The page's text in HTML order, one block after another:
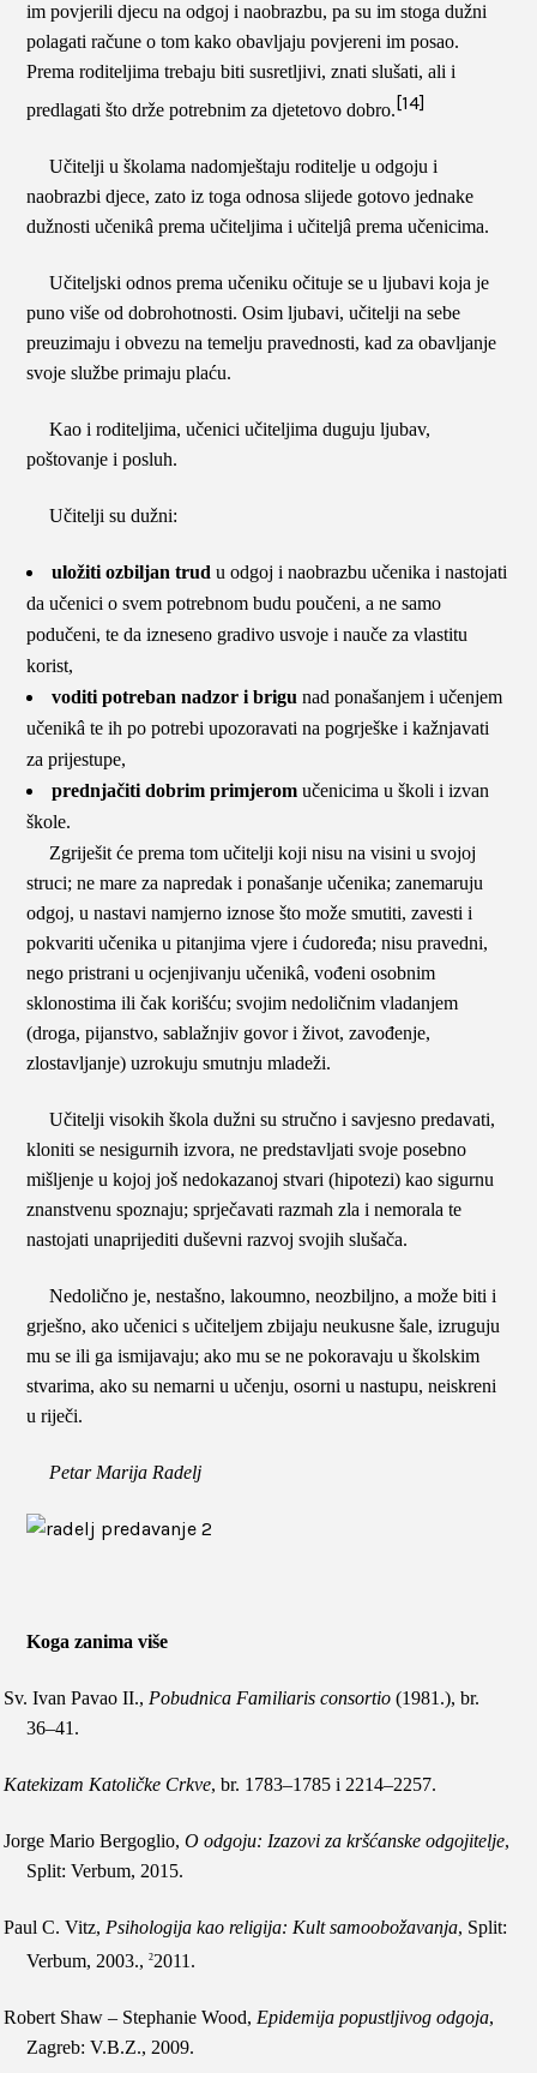
im povjerili djecu na odgoj i naobrazbu, pa su im stoga dužni
polagati račune o tom kako obavljaju povjereni im posao.
Prema roditeljima trebaju biti susretljivi, znati slušati, ali i
predlagati što drže potrebnim za djetetovo dobro.[14]
Učitelji u školama nadomještaju roditelje u odgoju i
naobrazbi djece, zato iz toga odnosa slijede gotovo jednake
dužnosti učenikâ prema učiteljima i učiteljâ prema učenicima.
Učiteljski odnos prema učeniku očituje se u ljubavi koja je
puno više od dobrohotnosti. Osim ljubavi, učitelji na sebe
preuzimaju i obvezu na temelju pravednosti, kad za obavljanje
svoje službe primaju plaću.
Kao i roditeljima, učenici učiteljima duguju ljubav,
poštovanje i posluh.
Učitelji su dužni:
uložiti ozbiljan trud u odgoj i naobrazbu učenika i nastojati
da učenici o svem potrebnom budu poučeni, a ne samo
podučeni, te da izneseno gradivo usvoje i nauče za vlastitu
korist,
voditi potreban nadzor i brigu nad ponašanjem i učenjem
učenikâ te ih po potrebi upozoravati na pogrješke i kažnjavati
za prijestupe,
prednjačiti dobrim primjerom učenicima u školi i izvan
škole.
Zgriješit će prema tom učitelji koji nisu na visini u svojoj
struci; ne mare za napredak i ponašanje učenika; zanemaruju
odgoj, u nastavi namjerno iznose što može smutiti, zavesti i
pokvariti učenika u pitanjima vjere i ćudoređa; nisu pravedni,
nego pristrani u ocjenjivanju učenikâ, vođeni osobnim
sklonostima ili čak korišću; svojim nedoličnim vladanjem
(droga, pijanstvo, sablažnjiv govor i život, zavođenje,
zlostavljanje) uzrokuju smutnju mladeži.
Učitelji visokih škola dužni su stručno i savjesno predavati,
kloniti se nesigurnih izvora, ne predstavljati svoje posebno
mišljenje u kojoj još nedokazanoj stvari (hipotezi) kao sigurnu
znanstvenu spoznaju; sprječavati razmah zla i nemorala te
nastojati unaprijediti duševni razvoj svojih slušača.
Nedolično je, nestašno, lakoumno, neozbiljno, a može biti i
grješno, ako učenici s učiteljem zbijaju neukusne šale, izruguju
mu se ili ga ismijavaju; ako mu se ne pokoravaju u školskim
stvarima, ako su nemarni u učenju, osorni u nastupu, neiskreni
u riječi.
Petar Marija Radelj
Koga zanima više
Sv. Ivan Pavao II., Pobudnica Familiaris consortio (1981.), br.
36–41.
Katekizam Katoličke Crkve, br. 1783–1785 i 2214–2257.
Jorge Mario Bergoglio,O odgoju: Izazovi za kršćanske odgojitelje,
Split: Verbum, 2015.
Paul C. Vitz, Psihologija kao religija: Kult samoobožavanja, Split:
Verbum, 2003.,22011.
Robert Shaw – Stephanie Wood, Epidemija popustljivog odgoja,
Zagreb: V.B.Z., 2009.